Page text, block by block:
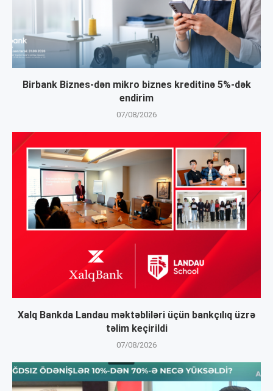
Birbank Biznes-dən mikro biznes kreditinə 5%-dək
endirim
07/08/2026
Xalq Bankda Landau məktəbliləri üçün bankçılıq üzrə
təlim keçirildi
07/08/2026